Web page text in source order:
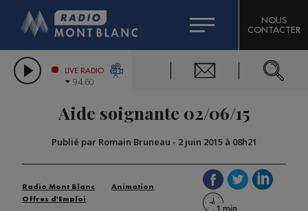
LES CHRONIQUES DE L'EXPERT
CITIZEN MACHINERY
GRAND MASSIF DOMAINES SKIABLES
BIGARD
COMPAGNIE DU MONT-BLANC
NOUS
CONTACTER
LIVE RADIO
94.60
Aide soignante 02/06/15
Publié par Romain Bruneau - 2 juin 2015 à 08h21
Radio Mont Blanc
Animation
Offres d'Emploi